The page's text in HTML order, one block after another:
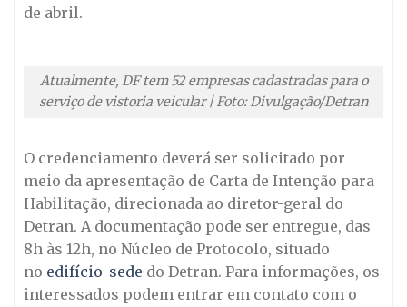
de abril.
Atualmente, DF tem 52 empresas cadastradas para o
serviço de vistoria veicular | Foto: Divulgação/Detran
O credenciamento deverá ser solicitado por
meio da apresentação de Carta de Intenção para
Habilitação, direcionada ao diretor-geral do
Detran. A documentação pode ser entregue, das
8h às 12h, no Núcleo de Protocolo, situado
no edifício-sede do Detran. Para informações, os
interessados podem entrar em contato com o